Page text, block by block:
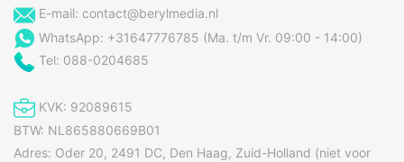
E-mail: contact@berylmedia.nl
WhatsApp: +31647776785 (Ma. t/m Vr. 09:00 - 14:00)
Tel: 088-0204685
KVK: 92089615
BTW: NL865880669B01
Adres: Oder 20, 2491 DC, Den Haag, Zuid-Holland (niet voor